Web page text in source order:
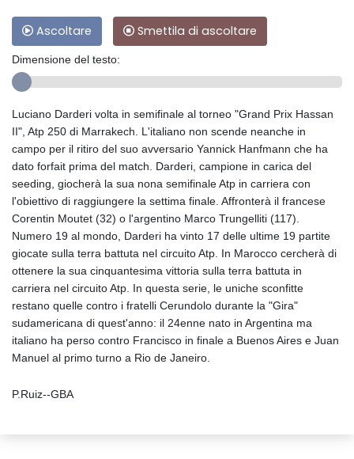
Ascoltare Smettila di ascoltare
Dimensione del testo:
Luciano Darderi volta in semifinale al torneo "Grand Prix Hassan
II", Atp 250 di Marrakech. L'italiano non scende neanche in
campo per il ritiro del suo avversario Yannick Hanfmann che ha
dato forfait prima del match. Darderi, campione in carica del
seeding, giocherà la sua nona semifinale Atp in carriera con
l'obiettivo di raggiungere la settima finale. Affronterà il francese
Corentin Moutet (32) o l'argentino Marco Trungelliti (117).
Numero 19 al mondo, Darderi ha vinto 17 delle ultime 19 partite
giocate sulla terra battuta nel circuito Atp. In Marocco cercherà di
ottenere la sua cinquantesima vittoria sulla terra battuta in
carriera nel circuito Atp. In questa serie, le uniche sconfitte
restano quelle contro i fratelli Cerundolo durante la "Gira"
sudamericana di quest'anno: il 24enne nato in Argentina ma
italiano ha perso contro Francisco in finale a Buenos Aires e Juan
Manuel al primo turno a Rio de Janeiro.
P.Ruiz--GBA